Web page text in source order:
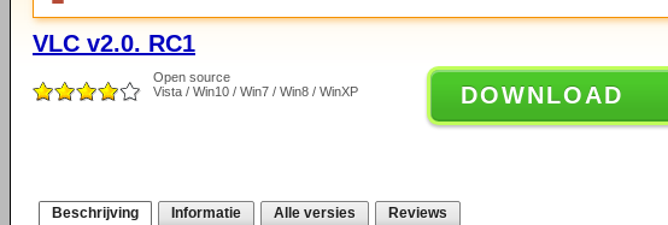
VLC v2.0. RC1
Open source
Vista / Win10 / Win7 / Win8 / WinXP
DOWNLOAD
Beschrijving Informatie Alle versies Reviews